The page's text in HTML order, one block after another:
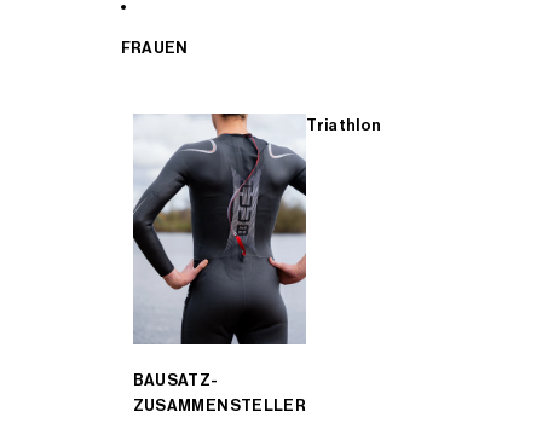
FRAUEN
Triathlon
BAUSATZ-
ZUSAMMENSTELLER